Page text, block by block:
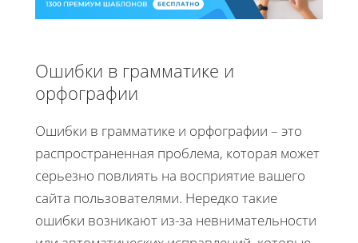
Ошибки в грамматике и
орфографии
Ошибки в грамматике и орфографии – это
распространенная проблема, которая может
серьезно повлиять на восприятие вашего
сайта пользователями. Нередко такие
ошибки возникают из-за невнимательности